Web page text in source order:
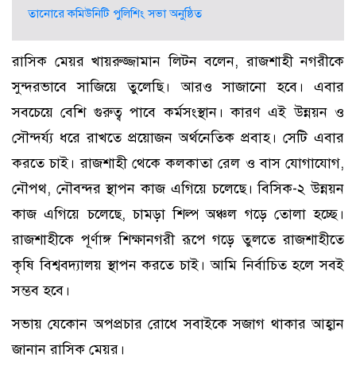
তানোরে কমিউনিটি পুলিশিং সভা অনুষ্ঠিত
রাসিক মেয়র খায়রুজ্জামান লিটন বলেন, রাজশাহী নগরীকে
সুন্দরভাবে সাজিয়ে তুলেছি। আরও সাজানো হবে। এবার
সবচেয়ে বেশি গুরুত্ব পাবে কর্মসংস্থান। কারণ এই উন্নয়ন ও
সৌন্দর্য্য ধরে রাখতে প্রয়োজন অর্থনেতিক প্রবাহ। সেটি এবার
করতে চাই। রাজশাহী থেকে কলকাতা রেল ও বাস যোগাযোগ,
নৌপথ, নৌবন্দর স্থাপন কাজ এগিয়ে চলেছে। বিসিক-২ উন্নয়ন
কাজ এগিয়ে চলেছে, চামড়া শিল্প অঞ্চল গড়ে তোলা হচ্ছে।
রাজশাহীকে পূর্ণাঙ্গ শিক্ষানগরী রূপে গড়ে তুলতে রাজশাহীতে
কৃষি বিশ্ববদ্যালয় স্থাপন করতে চাই। আমি নির্বাচিত হলে সবই
সম্ভব হবে।
সভায় যেকোন অপপ্রচার রোধে সবাইকে সজাগ থাকার আহ্বান
জানান রাসিক মেয়র।